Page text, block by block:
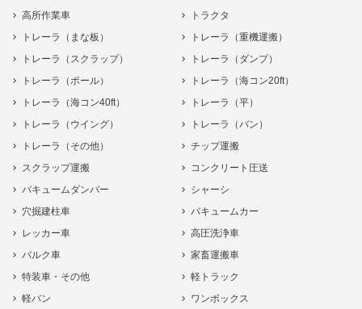
高所作業車
トラクタ
トレーラ（まな板）
トレーラ（重機運搬）
トレーラ（スクラップ）
トレーラ（ダンプ）
トレーラ（ポール）
トレーラ（海コン20ft）
トレーラ（海コン40ft）
トレーラ（平）
トレーラ（ウイング）
トレーラ（バン）
トレーラ（その他）
チップ運搬
スクラップ運搬
コンクリート圧送
バキュームダンパー
シャーシ
穴掘建柱車
バキュームカー
レッカー車
高圧洗浄車
バルク車
家畜運搬車
特装車・その他
軽トラック
軽バン
ワンボックス